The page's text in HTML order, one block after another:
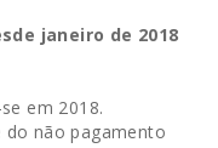
janeiro de 2018
em 2018.
do não pagamento